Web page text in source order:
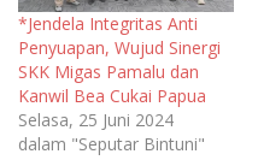
*Jendela Integritas Anti
Penyuapan, Wujud Sinergi
SKK Migas Pamalu dan
Kanwil Bea Cukai Papua
Selasa, 25 Juni 2024
dalam "Seputar Bintuni"